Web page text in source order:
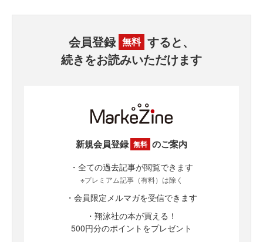
会員登録 無料 すると、
続きをお読みいただけます
新規会員登録 無料 のご案内
・全ての過去記事が閲覧できます
※プレミアム記事（有料）は除く
・会員限定メルマガを受信できます
・翔泳社の本が買える！
500円分のポイントをプレゼント